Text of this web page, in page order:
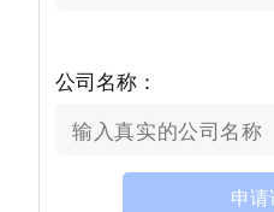
公司名称：
申请